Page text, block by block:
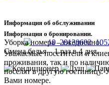
Информация об обслуживании
Уборка номера – ежедневно.
Смена белья – 1 раз в 4 дня.
Информация о бронировании.
Уважаемые посетители и
проживания, так и по
поселят в другую гостиницу.
Вами номере.